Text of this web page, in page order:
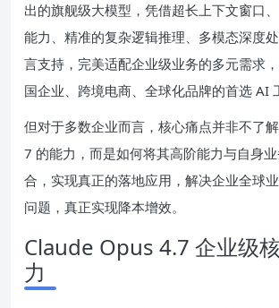
出的旗舰级大模型，凭借超长上下文窗口
能力、精准的复杂逻辑推理、多模态深度
言支持，完美适配企业级业务的多元需求
国企业、跨境电商、全球化品牌的首选 AI
但对于多数企业而言，核心痛点并非不了
7 的能力，而是如何将其高阶能力与自身
合，实现真正的落地应用，解决企业全球
问题，真正实现降本增效。
Claude Opus 4.7 企业级
力